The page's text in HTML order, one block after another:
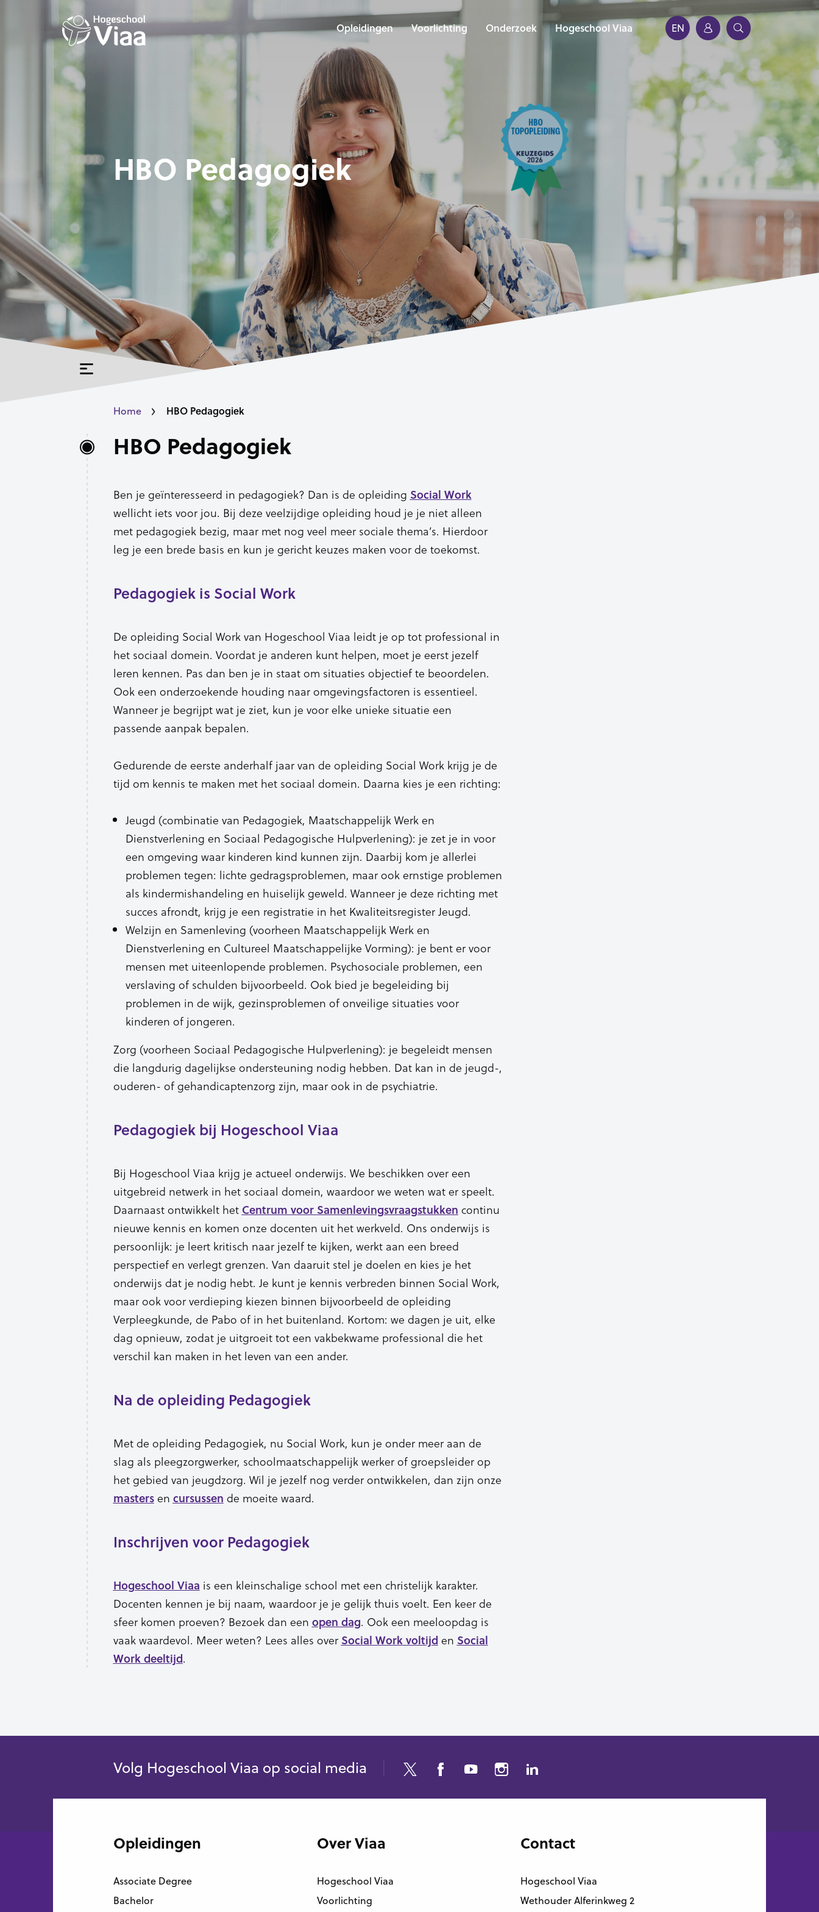
Opleidingen Voorlichting Onderzoek Hogeschool Viaa EN
HBO Pedagogiek
Home HBO Pedagogiek
HBO Pedagogiek
Ben je geïnteresseerd in pedagogiek? Dan is de opleiding Social Work
wellicht iets voor jou. Bij deze veelzijdige opleiding houd je je niet alleen
met pedagogiek bezig, maar met nog veel meer sociale thema’s. Hierdoor
leg je een brede basis en kun je gericht keuzes maken voor de toekomst.
Pedagogiek is Social Work
De opleiding Social Work van Hogeschool Viaa leidt je op tot professional in
het sociaal domein. Voordat je anderen kunt helpen, moet je eerst jezelf
leren kennen. Pas dan ben je in staat om situaties objectief te beoordelen.
Ook een onderzoekende houding naar omgevingsfactoren is essentieel.
Wanneer je begrijpt wat je ziet, kun je voor elke unieke situatie een
passende aanpak bepalen.
Gedurende de eerste anderhalf jaar van de opleiding Social Work krijg je de
tijd om kennis te maken met het sociaal domein. Daarna kies je een richting:
Jeugd (combinatie van Pedagogiek, Maatschappelijk Werk en
Dienstverlening en Sociaal Pedagogische Hulpverlening): je zet je in voor
een omgeving waar kinderen kind kunnen zijn. Daarbij kom je allerlei
problemen tegen: lichte gedragsproblemen, maar ook ernstige problemen
als kindermishandeling en huiselijk geweld. Wanneer je deze richting met
succes afrondt, krijg je een registratie in het Kwaliteitsregister Jeugd.
Welzijn en Samenleving (voorheen Maatschappelijk Werk en
Dienstverlening en Cultureel Maatschappelijke Vorming): je bent er voor
mensen met uiteenlopende problemen. Psychosociale problemen, een
verslaving of schulden bijvoorbeeld. Ook bied je begeleiding bij
problemen in de wijk, gezinsproblemen of onveilige situaties voor
kinderen of jongeren.
Zorg (voorheen Sociaal Pedagogische Hulpverlening): je begeleidt mensen
die langdurig dagelijkse ondersteuning nodig hebben. Dat kan in de jeugd-,
ouderen- of gehandicaptenzorg zijn, maar ook in de psychiatrie.
Pedagogiek bij Hogeschool Viaa
Bij Hogeschool Viaa krijg je actueel onderwijs. We beschikken over een
uitgebreid netwerk in het sociaal domein, waardoor we weten wat er speelt.
Daarnaast ontwikkelt het Centrum voor Samenlevingsvraagstukken continu
nieuwe kennis en komen onze docenten uit het werkveld. Ons onderwijs is
persoonlijk: je leert kritisch naar jezelf te kijken, werkt aan een breed
perspectief en verlegt grenzen. Van daaruit stel je doelen en kies je het
onderwijs dat je nodig hebt. Je kunt je kennis verbreden binnen Social Work,
maar ook voor verdieping kiezen binnen bijvoorbeeld de opleiding
Verpleegkunde, de Pabo of in het buitenland. Kortom: we dagen je uit, elke
dag opnieuw, zodat je uitgroeit tot een vakbekwame professional die het
verschil kan maken in het leven van een ander.
Na de opleiding Pedagogiek
Met de opleiding Pedagogiek, nu Social Work, kun je onder meer aan de
slag als pleegzorgwerker, schoolmaatschappelijk werker of groepsleider op
het gebied van jeugdzorg. Wil je jezelf nog verder ontwikkelen, dan zijn onze
mastersen cursussen de moeite waard.
Inschrijven voor Pedagogiek
Hogeschool Viaa is een kleinschalige school met een christelijk karakter.
Docenten kennen je bij naam, waardoor je je gelijk thuis voelt. Een keer de
sfeer komen proeven? Bezoek dan een open dag. Ook een meeloopdag is
vaak waardevol. Meer weten? Lees alles over Social Work voltijd en Social
Work deeltijd.
Volg Hogeschool Viaa op social media
Opleidingen
Associate Degree
Bachelor
Over Viaa
Hogeschool Viaa
Voorlichting
Contact
Hogeschool Viaa
Wethouder Alferinkweg 2